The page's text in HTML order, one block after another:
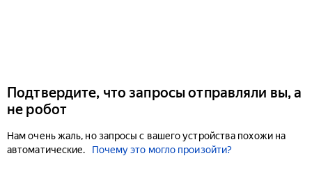
Подтвердите, что запросы отправляли вы, а
не робот
Нам очень жаль, но запросы с вашего устройства похожи на
автоматические.
Почему это могло произойти?